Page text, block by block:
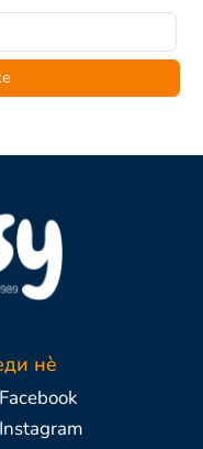
нè
Facebook
Instagram